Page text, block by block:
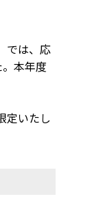
では、応
本年度
定いたし